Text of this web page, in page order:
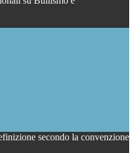
secondo la convenzione